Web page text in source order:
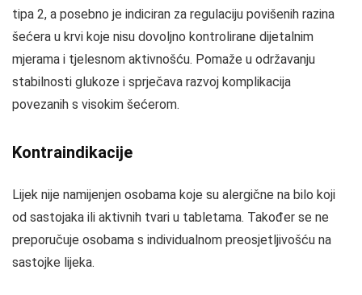
tipa 2, a posebno je indiciran za regulaciju povišenih razina
šećera u krvi koje nisu dovoljno kontrolirane dijetalnim
mjerama i tjelesnom aktivnošću. Pomaže u održavanju
stabilnosti glukoze i sprječava razvoj komplikacija
povezanih s visokim šećerom.
Kontraindikacije
Lijek nije namijenjen osobama koje su alergične na bilo koji
od sastojaka ili aktivnih tvari u tabletama. Također se ne
preporučuje osobama s individualnom preosjetljivošću na
sastojke lijeka.